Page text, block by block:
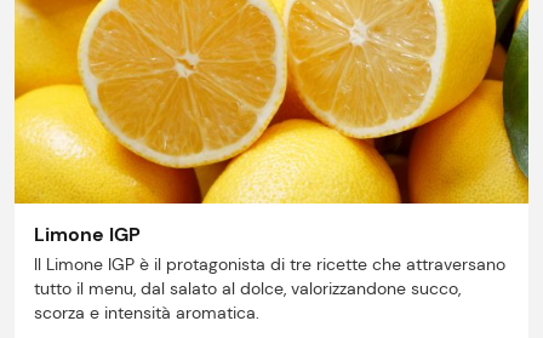
Limone IGP
Il Limone IGP è il protagonista di tre ricette che attraversano
tutto il menu, dal salato al dolce, valorizzandone succo,
scorza e intensità aromatica.